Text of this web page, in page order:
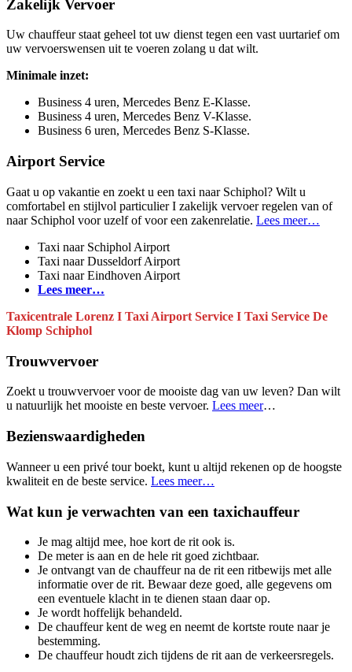
Zakelijk Vervoer
Uw chauffeur staat geheel tot uw dienst tegen een vast uurtarief om
uw vervoerswensen uit te voeren zolang u dat wilt.
Minimale inzet:
Business 4 uren, Mercedes Benz E-Klasse.
Business 4 uren, Mercedes Benz V-Klasse.
Business 6 uren, Mercedes Benz S-Klasse.
Airport Service
Gaat u op vakantie en zoekt u een taxi naar Schiphol? Wilt u
comfortabel en stijlvol particulier I zakelijk vervoer regelen van of
naar Schiphol voor uzelf of voor een zakenrelatie. Lees meer…
Taxi naar Schiphol Airport
Taxi naar Dusseldorf Airport
Taxi naar Eindhoven Airport
Lees meer…
Taxicentrale Lorenz I Taxi Airport Service I Taxi Service De
Klomp Schiphol
Trouwvervoer
Zoekt u trouwvervoer voor de mooiste dag van uw leven? Dan wilt
u natuurlijk het mooiste en beste vervoer. Lees meer…
Bezienswaardigheden
Wanneer u een privé tour boekt, kunt u altijd rekenen op de hoogste
kwaliteit en de beste service. Lees meer…
Wat kun je verwachten van een taxichauffeur
Je mag altijd mee, hoe kort de rit ook is.
De meter is aan en de hele rit goed zichtbaar.
Je ontvangt van de chauffeur na de rit een ritbewijs met alle
informatie over de rit. Bewaar deze goed, alle gegevens om
een eventuele klacht in te dienen staan daar op.
Je wordt hoffelijk behandeld.
De chauffeur kent de weg en neemt de kortste route naar je
bestemming.
De chauffeur houdt zich tijdens de rit aan de verkeersregels.